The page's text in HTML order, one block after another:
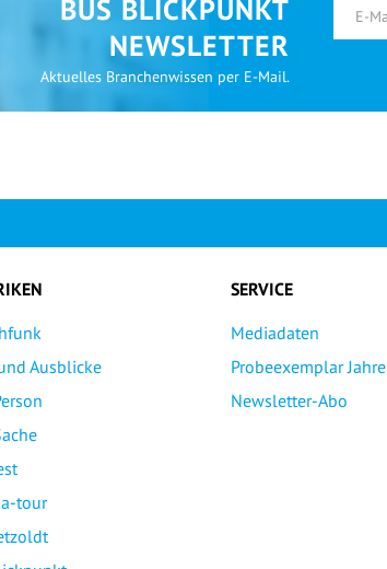
BUS BLICKPUNKT
NEWSLETTER
Aktuelles Branchenwissen per E-Mail.
Ausblicke
tour
SERVICE
Mediadaten
Probeexemplar
Newsletter-Abo